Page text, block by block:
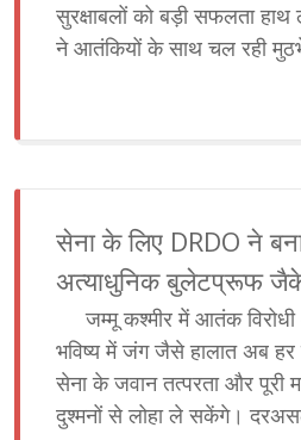
सुरक्षाबलों को बड़ी सफलता हाथ
ने आतंकियों के साथ चल रही
सेना के लिए DRDO ने
अत्याधुनिक बुलेटप्रूफ
स्नाइपर की 6 गोलियां
जम्मू कश्मीर में आतंक विरोधी
भविष्य में जंग जैसे हालात अब हर
सेना के जवान तत्परता और
दुश्मनों से लोहा ले सकेंगे।